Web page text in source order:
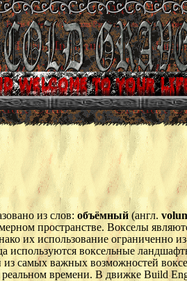
из слов:объёмный(англ.
пространстве. Вокселы
их использование ограниченно
используются воксельные
самых важных возможностей
времени. В движке Build